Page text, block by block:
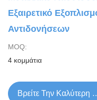
Εξαιρετικό
Αντιδονήσεων
MOQ:
4 κομμάτια
Βρείτε Την Καλύτερη